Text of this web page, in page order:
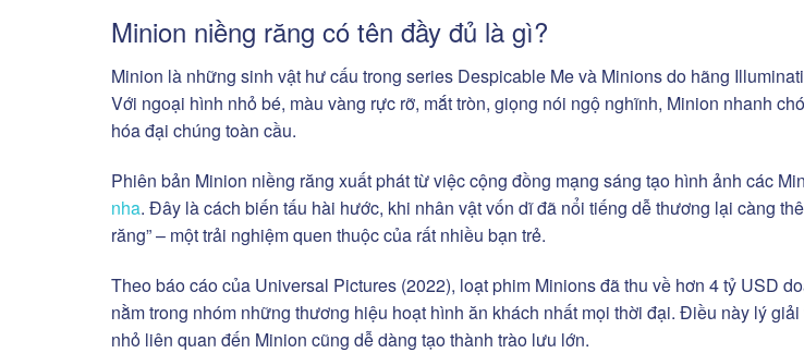
Minion niềng răng có tên đầy đủ là gì?
Minion là những sinh vật hư cấu trong series Despicable Me và Minions do hãng
Với ngoại hình nhỏ bé, màu vàng rực rỡ, mắt tròn, giọng nói ngộ nghĩnh, Minion nhanh
hóa đại chúng toàn cầu.
Phiên bản Minion niềng răng xuất phát từ việc cộng đồng mạng sáng tạo hình ảnh các
nha. Đây là cách biến tấu hài hước, khi nhân vật vốn dĩ đã nổi tiếng dễ thương lại càng
răng” – một trải nghiệm quen thuộc của rất nhiều bạn trẻ.
Theo báo cáo của Universal Pictures (2022), loạt phim Minions đã thu về hơn 4 tỷ USD
nằm trong nhóm những thương hiệu hoạt hình ăn khách nhất mọi thời đại. Điều này lý
nhỏ liên quan đến Minion cũng dễ dàng tạo thành trào lưu lớn.